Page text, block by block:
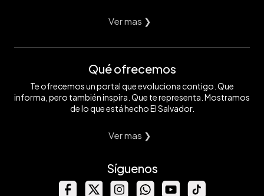
Ver mas ❯
Qué ofrecemos
Te ofrecemos un portal que evoluciona contigo. Que
informa, pero también inspira. Que te representa. Mostramos
de lo que está hecho El Salvador.
Ver mas ❯
Síguenos